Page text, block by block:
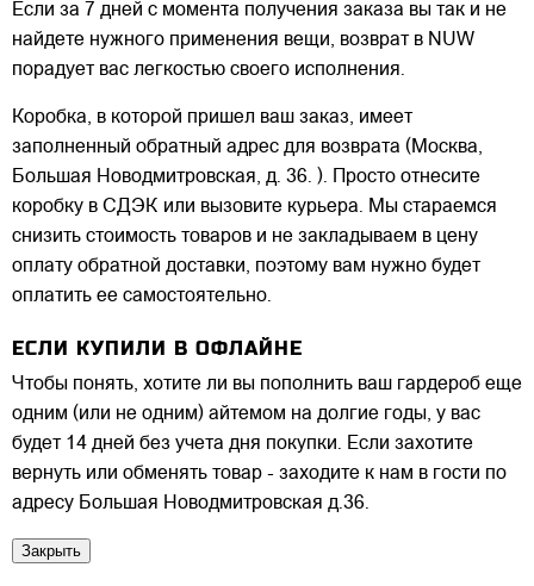
Если за 7 дней с момента получения заказа вы так и не
найдете нужного применения вещи, возврат в NUW
порадует вас легкостью своего исполнения.
Коробка, в которой пришел ваш заказ, имеет
заполненный обратный адрес для возврата (Москва,
Большая Новодмитровская, д. 36. ). Просто отнесите
коробку в СДЭК или вызовите курьера. Мы стараемся
снизить стоимость товаров и не закладываем в цену
оплату обратной доставки, поэтому вам нужно будет
оплатить ее самостоятельно.
ЕСЛИ КУПИЛИ В ОФЛАЙНЕ
Чтобы понять, хотите ли вы пополнить ваш гардероб еще
одним (или не одним) айтемом на долгие годы, у вас
будет 14 дней без учета дня покупки. Если захотите
вернуть или обменять товар - заходите к нам в гости по
адресу Большая Новодмитровская д.36.
Закрыть